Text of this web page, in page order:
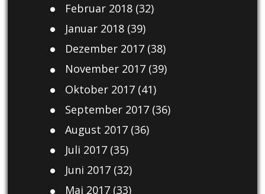
Februar 2018(32)
Januar 2018(39)
Dezember 2017(38)
November 2017(39)
Oktober 2017(41)
September 2017(36)
August 2017(36)
Juli 2017(35)
Juni 2017(32)
Mai 2017(33)